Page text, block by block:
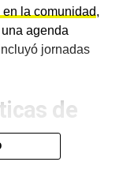
la comunidad,
agenda
jornadas
de